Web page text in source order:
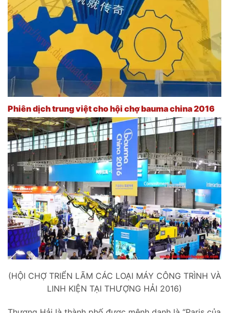
Phiên dịch trung việt cho hội chợ bauma china 2016
(HỘI CHỢ TRIỂN LÃM CÁC LOẠI MÁY CÔNG TRÌNH VÀ
LINH KIỆN TẠI THƯỢNG HẢI 2016)